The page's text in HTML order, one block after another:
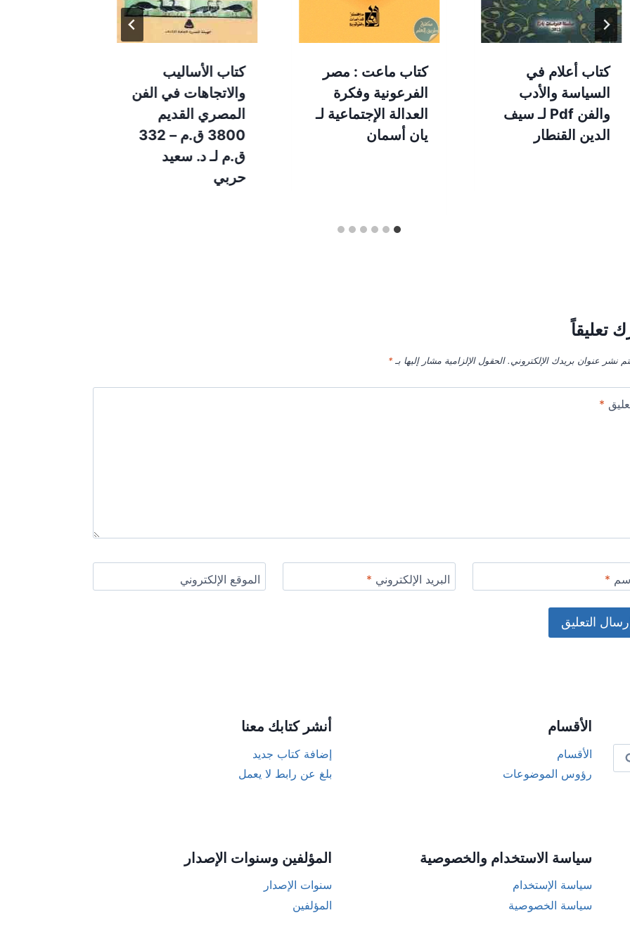
كتاب أعلام في
السياسة والأدب
والفن Pdf لـ سيف
الدين القنطار
كتاب ماعت : مصر
الفرعونية وفكرة
العدالة الإجتماعية لـ
يان أسمان
كتاب الأساليب
والاتجاهات في الفن
المصري القديم
3800 ق.م – 332
ق.م لـ د. سعيد
حربي
تعليقاً
نشر عنوان بريدك الإلكتروني. الحقول الإلزامية مشار إليها بـ*
*
* البريد الإلكتروني * الموقع الإلكتروني
الأقسام
الأقسام
رؤوس الموضوعات
أنشر كتابك معنا
إضافة كتاب جديد
بلغ عن رابط لا يعمل
سياسة الاستخدام والخصوصية
سياسة الإستخدام
سياسة الخصوصية
المؤلفين وسنوات الإصدار
سنوات الإصدار
المؤلفين